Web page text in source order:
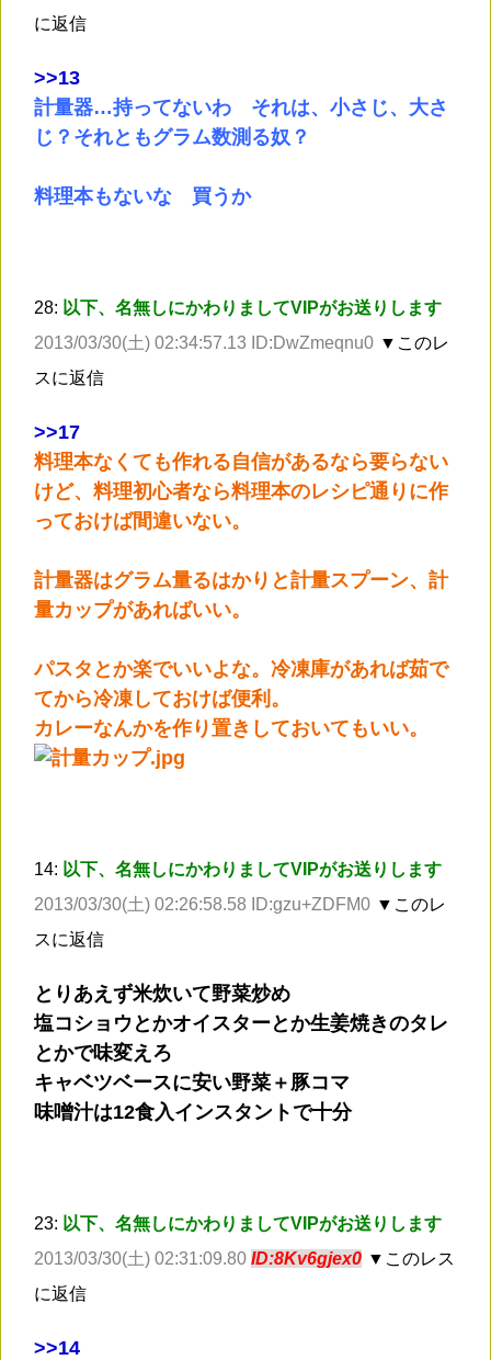
に返信
>>13
計量器…持ってないわ それは、小さじ、大さ
じ？それともグラム数測る奴？
料理本もないな 買うか
28: 以下、名無しにかわりましてVIPがお送りします
2013/03/30(土) 02:34:57.13 ID:DwZmeqnu0 ▼このレ
スに返信
>>17
料理本なくても作れる自信があるなら要らない
けど、料理初心者なら料理本のレシピ通りに作
っておけば間違いない。
計量器はグラム量るはかりと計量スプーン、計
量カップがあればいい。
パスタとか楽でいいよな。冷凍庫があれば茹で
てから冷凍しておけば便利。
カレーなんかを作り置きしておいてもいい。
14: 以下、名無しにかわりましてVIPがお送りします
2013/03/30(土) 02:26:58.58 ID:gzu+ZDFM0 ▼このレ
スに返信
とりあえず米炊いて野菜炒め
塩コショウとかオイスターとか生姜焼きのタレ
とかで味変えろ
キャベツベースに安い野菜＋豚コマ
味噌汁は12食入インスタントで十分
23: 以下、名無しにかわりましてVIPがお送りします
2013/03/30(土) 02:31:09.80 ID:8Kv6gjex0 ▼このレス
に返信
>>14